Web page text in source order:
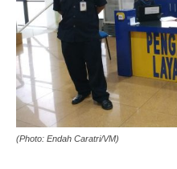
(Photo: Endah Caratri/VM)